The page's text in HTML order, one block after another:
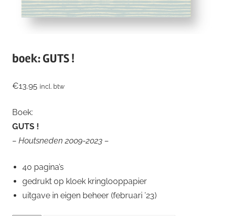
boek: GUTS !
€13.95 incl. btw
Boek:
GUTS !
– Houtsneden 2009-2023 –
40 pagina’s
gedrukt op kloek kringlooppapier
uitgave in eigen beheer (februari ’23)